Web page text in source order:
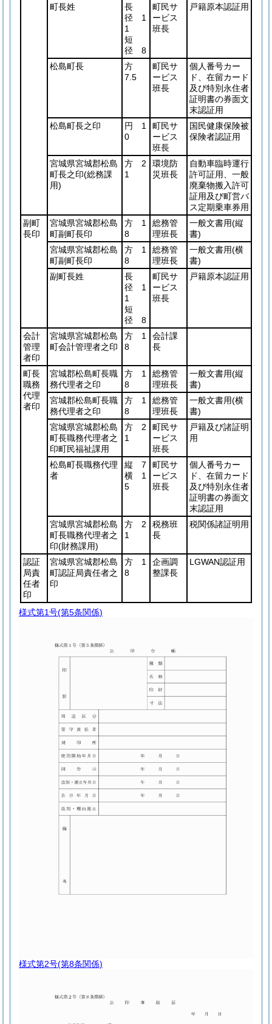
町長姓
長
径 1
1
短
径 8
町民サ
ービス
班長
戸籍原本認証用
松島町長
方
7.5
町民サ
ービス
班長
個人番号カー
ド、在留カード
及び特別永住者
証明書の券面文
末認証用
松島町長之印
円 1
0
町民サ
ービス
班長
国民健康保険被
保険者認証用
宮城県宮城郡松島
町長之印(総務課
用)
方 2
1
環境防
災班長
自動車臨時運行
許可証用、一般
廃棄物搬入許可
証用及び町営バ
ス定期乗車券用
副町
長印
宮城県宮城郡松島
町副町長印
方 1
8
総務管
理班長
一般文書用(縦
書)
宮城県宮城郡松島
町副町長印
方 1
8
総務管
理班長
一般文書用(横
書)
副町長姓
長
径 1
1
短
径 8
町民サ
ービス
班長
戸籍原本認証用
会計
管理
者印
宮城県宮城郡松島
町会計管理者之印
方 1
8
会計課
長
町長
職務
代理
者印
宮城郡松島町長職
務代理者之印
方 1
8
総務管
理班長
一般文書用(縦
書)
宮城郡松島町長職
務代理者之印
方 1
8
総務管
理班長
一般文書用(横
書)
宮城県宮城郡松島
町長職務代理者之
印町民福祉課用
方 2
1
町民サ
ービス
班長
戸籍及び諸証明
用
松島町長職務代理
者
縦 7
横 1
5
町民サ
ービス
班長
個人番号カー
ド、在留カード
及び特別永住者
証明書の券面文
末認証用
宮城県宮城郡松島
町長職務代理者之
印(財務課用)
方 2
1
税務班
長
税関係諸証明用
認証
局責
任者
印
宮城県宮城郡松島
町認証局責任者之
印
方 1
8
企画調
整課長
LGWAN認証用
様式第1号(第5条関係)
様式第2号(第8条関係)